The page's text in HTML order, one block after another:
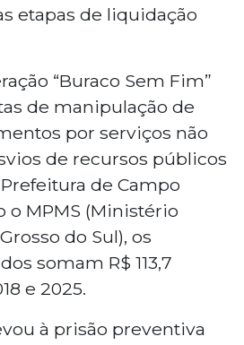
etapas de liquidação
“Buraco Sem Fim”
de manipulação de
por serviços não
de recursos públicos
de Campo
o MPMS (Ministério
do Sul), os
somam R$ 113,7
e 2025.
à prisão preventiva